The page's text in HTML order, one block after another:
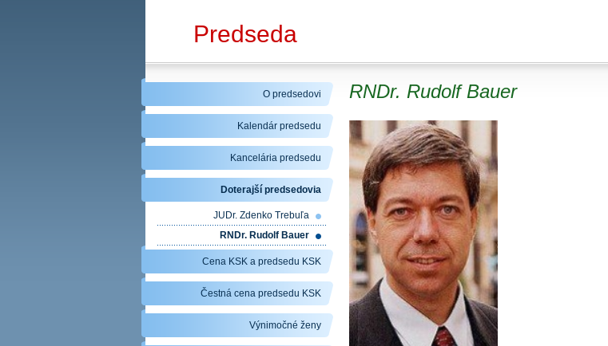
Predseda
RNDr. Rudolf Bauer
O predsedovi
Kalendár predsedu
Kancelária predsedu
Doterajší predsedovia
JUDr. Zdenko Trebuľa
RNDr. Rudolf Bauer
Cena KSK a predsedu KSK
Čestná cena predsedu KSK
Výnimočné ženy